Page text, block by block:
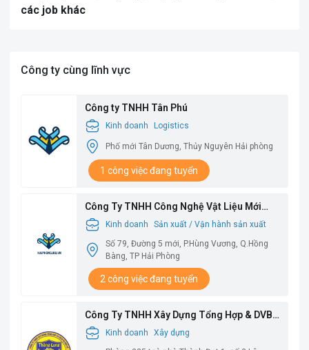
các job khác
Công ty cùng lĩnh vực
Công ty TNHH Tân Phú
Kinh doanh Logistics
Phố mới Tân Dương, Thủy Nguyên Hải phòng
1 công việc đang tuyển
Công Ty TNHH Công Nghệ Vật Liệu Mới
Babysbreath
Kinh doanh
Sản xuất / Vận hành sản xuất
Số 79, Đường 5 mới, P.Hùng Vương, Q.Hồng
Bàng, TP Hải Phòng
2 công việc đang tuyển
Công Ty TNHH Xây Dựng Tổng Hợp & DVBV
Thăng Long
Kinh doanh
Xây dựng